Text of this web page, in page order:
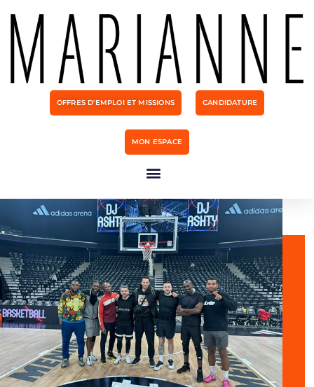
OFFRES D'EMPLOI ET MISSIONS CANDIDATURE
MON ESPACE